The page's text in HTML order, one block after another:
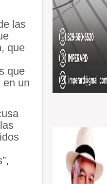
las
que
que
en un